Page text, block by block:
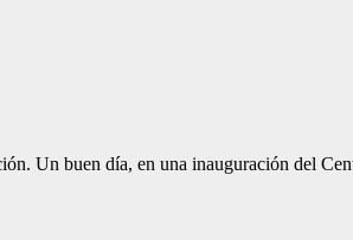
Un buen día, en una inauguración del